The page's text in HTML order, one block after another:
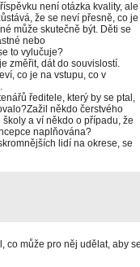
není otázka kvality, ale
že se neví přesně, co je
může skutečně být. Děti se
nebo
to vylučuje?
změřit, dát do souvislostí.
co je na vstupu, co v
ředitele, který by se ptal,
někdo čerstvého
a ví někdo o případu, že
naplňována?
lidí na okrese, se
co může pro něj udělat, aby